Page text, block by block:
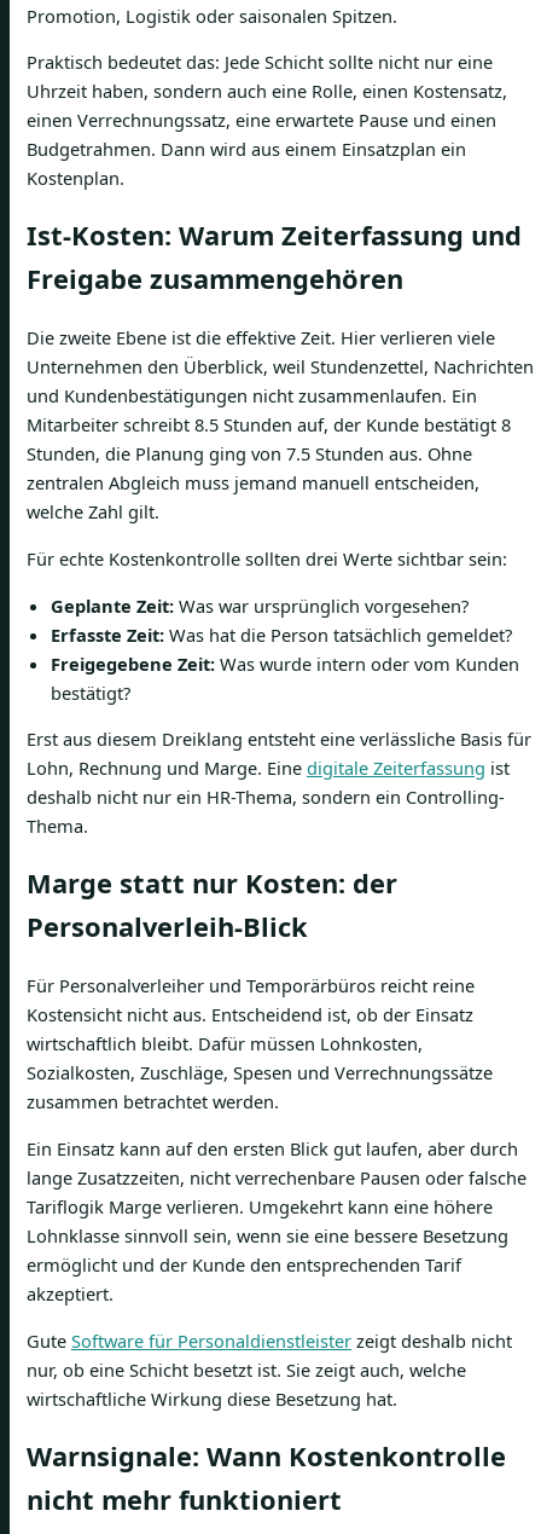
Promotion, Logistik oder saisonalen Spitzen.
Praktisch bedeutet das: Jede Schicht sollte nicht nur eine
Uhrzeit haben, sondern auch eine Rolle, einen Kostensatz,
einen Verrechnungssatz, eine erwartete Pause und einen
Budgetrahmen. Dann wird aus einem Einsatzplan ein
Kostenplan.
Ist-Kosten: Warum Zeiterfassung und
Freigabe zusammengehören
Die zweite Ebene ist die effektive Zeit. Hier verlieren viele
Unternehmen den Überblick, weil Stundenzettel, Nachrichten
und Kundenbestätigungen nicht zusammenlaufen. Ein
Mitarbeiter schreibt 8.5 Stunden auf, der Kunde bestätigt 8
Stunden, die Planung ging von 7.5 Stunden aus. Ohne
zentralen Abgleich muss jemand manuell entscheiden,
welche Zahl gilt.
Für echte Kostenkontrolle sollten drei Werte sichtbar sein:
Geplante Zeit: Was war ursprünglich vorgesehen?
Erfasste Zeit: Was hat die Person tatsächlich gemeldet?
Freigegebene Zeit: Was wurde intern oder vom Kunden
bestätigt?
Erst aus diesem Dreiklang entsteht eine verlässliche Basis für
Lohn, Rechnung und Marge. Eine digitale Zeiterfassung ist
deshalb nicht nur ein HR-Thema, sondern ein Controlling-
Thema.
Marge statt nur Kosten: der
Personalverleih-Blick
Für Personalverleiher und Temporärbüros reicht reine
Kostensicht nicht aus. Entscheidend ist, ob der Einsatz
wirtschaftlich bleibt. Dafür müssen Lohnkosten,
Sozialkosten, Zuschläge, Spesen und Verrechnungssätze
zusammen betrachtet werden.
Ein Einsatz kann auf den ersten Blick gut laufen, aber durch
lange Zusatzzeiten, nicht verrechenbare Pausen oder falsche
Tariflogik Marge verlieren. Umgekehrt kann eine höhere
Lohnklasse sinnvoll sein, wenn sie eine bessere Besetzung
ermöglicht und der Kunde den entsprechenden Tarif
akzeptiert.
Gute Software für Personaldienstleister zeigt deshalb nicht
nur, ob eine Schicht besetzt ist. Sie zeigt auch, welche
wirtschaftliche Wirkung diese Besetzung hat.
Warnsignale: Wann Kostenkontrolle
nicht mehr funktioniert